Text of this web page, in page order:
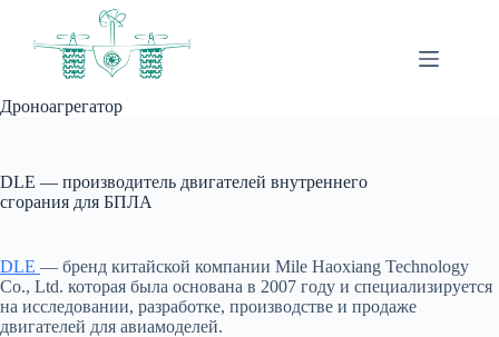
Дроноагрегатор
DLE — производитель двигателей внутреннего
сгорания для БПЛА
DLE — бренд китайской компании Mile Haoxiang Technology
Co., Ltd. которая была основана в 2007 году и специализируется
на исследовании, разработке, производстве и продаже
двигателей для авиамоделей.